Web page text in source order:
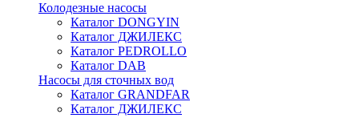
Колодезные насосы
Каталог DONGYIN
Каталог ДЖИЛЕКС
Каталог PEDROLLO
Каталог DAB
Насосы для сточных вод
Каталог GRANDFAR
Каталог ДЖИЛЕКС